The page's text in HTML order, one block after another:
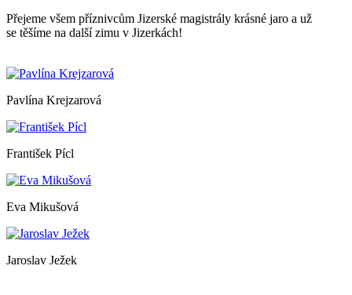
Přejeme všem příznivcům Jizerské magistrály krásné jaro a už
se těšíme na další zimu v Jizerkách!
Pavlína Krejzarová
František Pícl
Eva Mikušová
Jaroslav Ježek